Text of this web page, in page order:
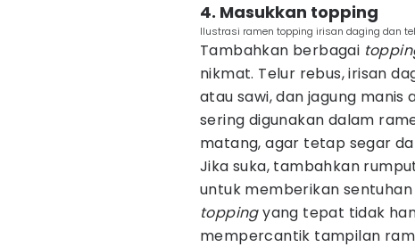
4. Masukkan topping
Ilustrasi ramen topping irisan daging dan
Tambahkan berbagai
nikmat. Telur rebus, irisan
atau sawi, dan jagung
sering digunakan dalam
matang, agar tetap segar
Jika suka, tambahkan
untuk memberikan
toppingyang tepat tidak
mempercantik tampilan